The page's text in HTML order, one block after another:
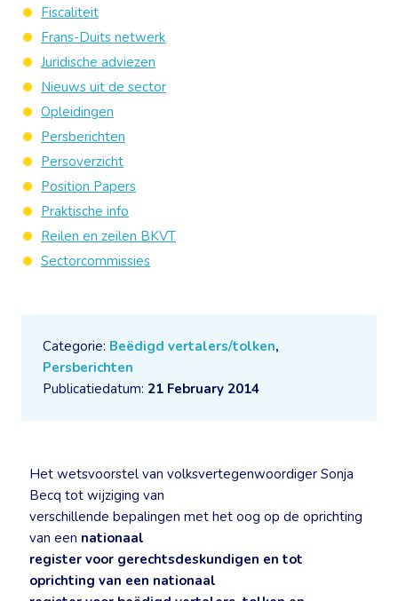
Categorie: Beëdigd vertalers/tolken,
Persberichten
Publicatiedatum: 21 February 2014
Het wetsvoorstel van volksvertegenwoordiger Sonja
Becq tot wijziging van
verschillende bepalingen met het oog op de oprichting
van een nationaal
register voor gerechtsdeskundigen en tot
oprichting van een nationaal
Fiscaliteit
Frans-Duits netwerk
Juridische adviezen
Nieuws uit de sector
Opleidingen
Persberichten
Persoverzicht
Position Papers
Praktische info
Reilen en zeilen BKVT
Sectorcommissies